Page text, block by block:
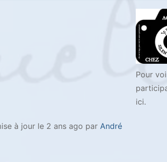
Pour
ici.
à jour le 2 ans ago par André